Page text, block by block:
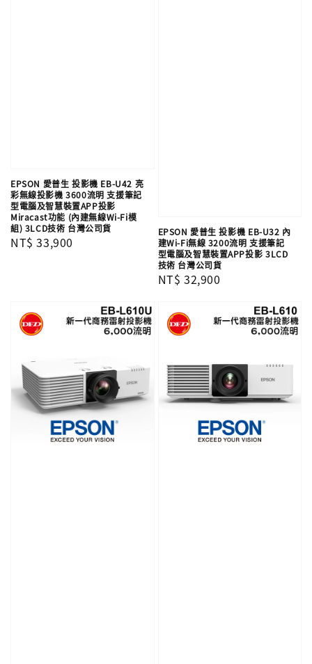
EPSON 愛普生 投影機 EB-U42 亮
彩無線投影機 3600流明 支援筆記
型電腦及智慧裝置APP投影
Miracast功能 (內建無線Wi-Fi模
組) 3LCD技術 台灣公司貨
Regular
NT$ 33,900
EPSON 愛普生 投影機 EB-U32 內
建Wi-Fi無線 3200流明 支援筆記
型電腦及智慧裝置APP投影 3LCD
技術 台灣公司貨
Regular
NT$ 32,900